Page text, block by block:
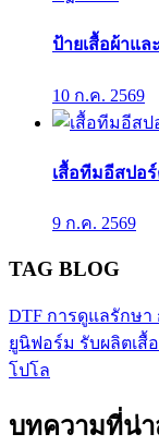
ป้ายเสื้อผ้าแ
10 ก.ค. 2569
เสื้อทีมอีสปอร์
9 ก.ค. 2569
TAG BLOG
DTF การดูแลรักษา
ยูนิฟอร์ม รับผลิตเสื้อ
โปโล
บทความที่น่า